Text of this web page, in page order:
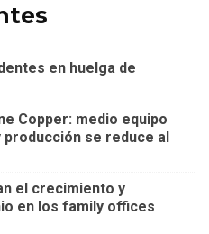
en huelga de
Copper: medio equipo
se reduce al
el crecimiento y
en los family offices